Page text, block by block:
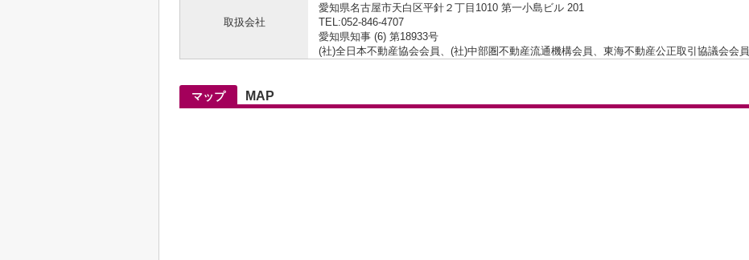
取扱会社
愛知県名古屋市天白区平針２丁目1010 第一小島ビル 201
TEL:052-846-4707
愛知県知事 (6) 第18933号
(社)全日本不動産協会会員、(社)中部圏不動産流通機構会員、東海不動産公正取引協議会会員
マップ MAP